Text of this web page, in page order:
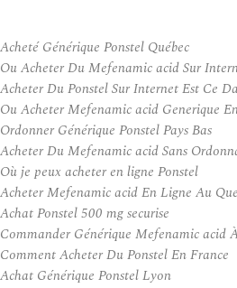
Acheté Générique Ponstel Québec
Ou Acheter Du Mefenamic acid Sur
Acheter Du Ponstel Sur Internet Est Ce
Ou Acheter Mefenamic acid Generique
Ordonner Générique Ponstel Pays Bas
Acheter Du Mefenamic acid Sans
Où je peux acheter en ligne Ponstel
Acheter Mefenamic acid En Ligne Au
Achat Ponstel 500 mg securise
Commander Générique Mefenamic acid
Comment Acheter Du Ponstel En France
Achat Générique Ponstel Lyon